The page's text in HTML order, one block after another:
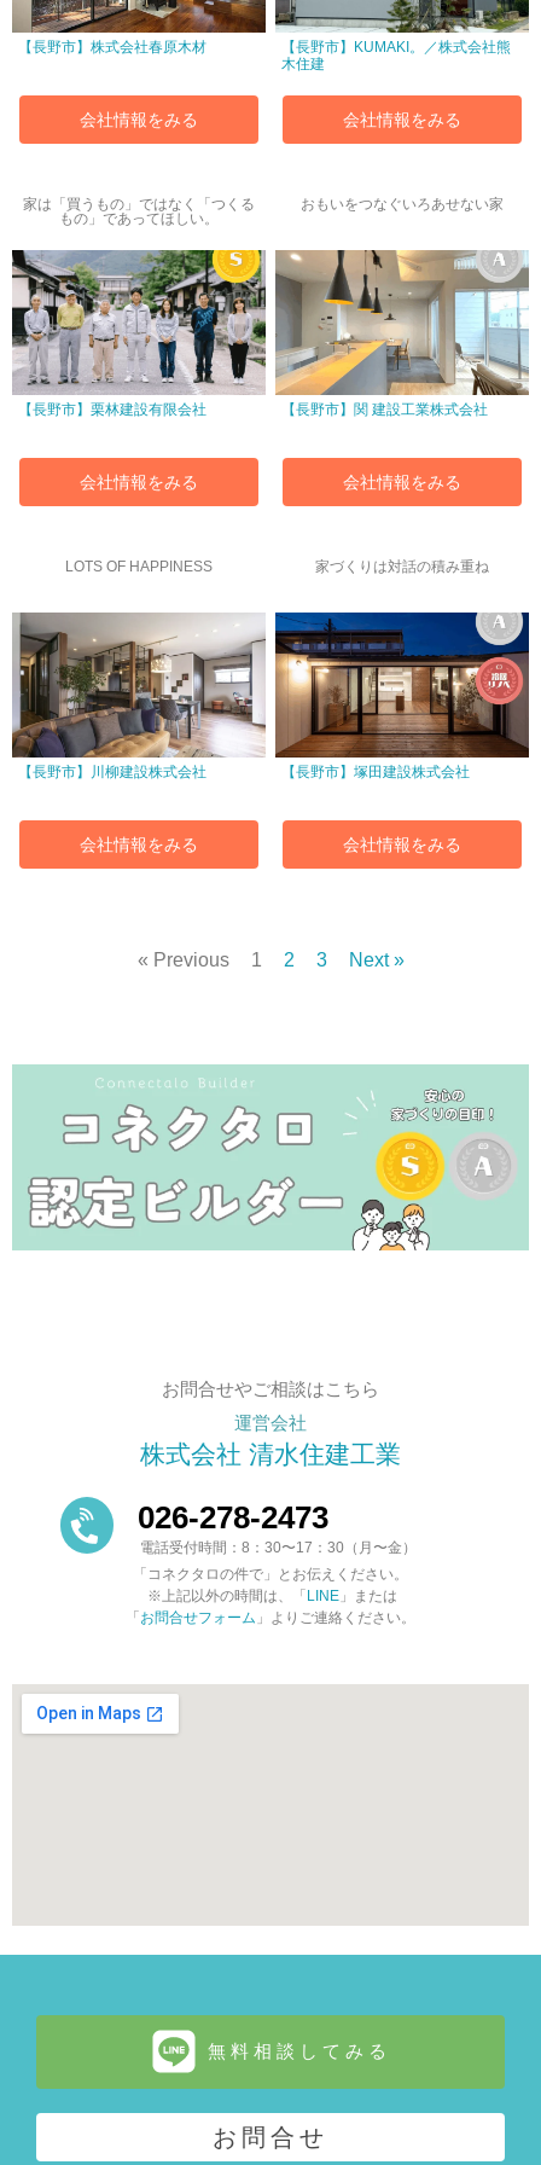
【長野市】株式会社春原木材
会社情報をみる
【長野市】KUMAKI。／株式会社熊
木住建
会社情報をみる
家は「買うもの」ではなく「つくる
もの」であってほしい。
【長野市】栗林建設有限会社
会社情報をみる
おもいをつなぐいろあせない家
【長野市】関 建設工業株式会社
会社情報をみる
LOTS OF HAPPINESS
【長野市】川柳建設株式会社
会社情報をみる
家づくりは対話の積み重ね
【長野市】塚田建設株式会社
会社情報をみる
« Previous 1 2 3 Next »
お問合せやご相談はこちら
運営会社
株式会社 清水住建工業
026-278-2473
電話受付時間：8：30〜17：30（月〜金）
「コネクタロの件で」とお伝えください。
※上記以外の時間は、「LINE 」または
「お問合せフォーム 」よりご連絡ください。
無料相談してみる
お問合せ